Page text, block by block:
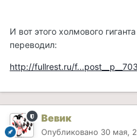
И вот этого холмового
переводил:
http://fullrest.ru/
Вевик
Опубликовано 30 мая,